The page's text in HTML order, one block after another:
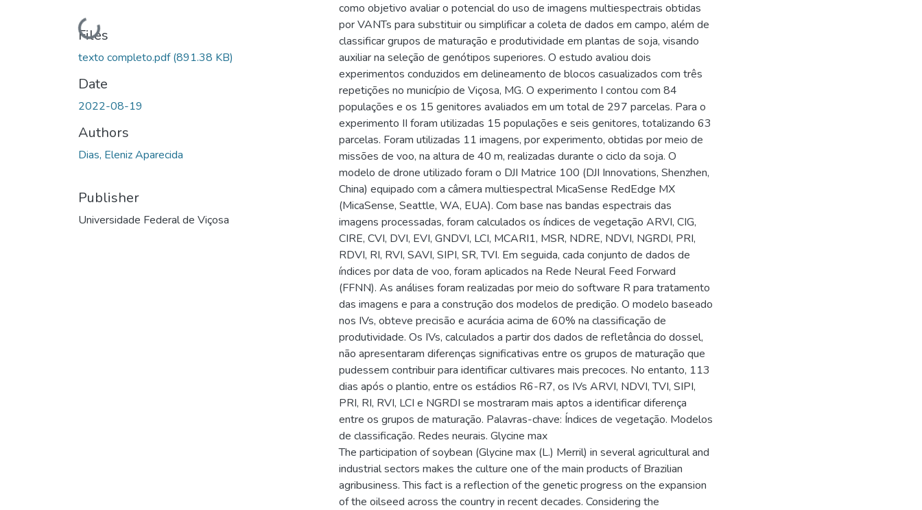
Loading...
Files
texto completo.pdf(891.38 KB)
Date
2022-08-19
Authors
Dias, Eleniz Aparecida
Publisher
Universidade Federal de Viçosa
como objetivo avaliar o potencial do uso de imagens multiespectrais obtidas
por VANTs para substituir ou simplificar a coleta de dados em campo, além de
classificar grupos de maturação e produtividade em plantas de soja, visando
auxiliar na seleção de genótipos superiores. O estudo avaliou dois
experimentos conduzidos em delineamento de blocos casualizados com três
repetições no município de Viçosa, MG. O experimento I contou com 84
populações e os 15 genitores avaliados em um total de 297 parcelas. Para o
experimento II foram utilizadas 15 populações e seis genitores, totalizando 63
parcelas. Foram utilizadas 11 imagens, por experimento, obtidas por meio de
missões de voo, na altura de 40 m, realizadas durante o ciclo da soja. O
modelo de drone utilizado foram o DJI Matrice 100 (DJI Innovations, Shenzhen,
China) equipado com a câmera multiespectral MicaSense RedEdge MX
(MicaSense, Seattle, WA, EUA). Com base nas bandas espectrais das
imagens processadas, foram calculados os índices de vegetação ARVI, CIG,
CIRE, CVI, DVI, EVI, GNDVI, LCI, MCARI1, MSR, NDRE, NDVI, NGRDI, PRI,
RDVI, RI, RVI, SAVI, SIPI, SR, TVI. Em seguida, cada conjunto de dados de
índices por data de voo, foram aplicados na Rede Neural Feed Forward
(FFNN). As análises foram realizadas por meio do software R para tratamento
das imagens e para a construção dos modelos de predição. O modelo baseado
nos IVs, obteve precisão e acurácia acima de 60% na classificação de
produtividade. Os IVs, calculados a partir dos dados de refletância do dossel,
não apresentaram diferenças significativas entre os grupos de maturação que
pudessem contribuir para identificar cultivares mais precoces. No entanto, 113
dias após o plantio, entre os estádios R6-R7, os IVs ARVI, NDVI, TVI, SIPI,
PRI, RI, RVI, LCI e NGRDI se mostraram mais aptos a identificar diferença
entre os grupos de maturação. Palavras-chave: Índices de vegetação. Modelos
de classificação. Redes neurais. Glycine max
The participation of soybean (Glycine max (L.) Merril) in several agricultural and
industrial sectors makes the culture one of the main products of Brazilian
agribusiness. This fact is a reflection of the genetic progress on the expansion
of the oilseed across the country in recent decades. Considering the